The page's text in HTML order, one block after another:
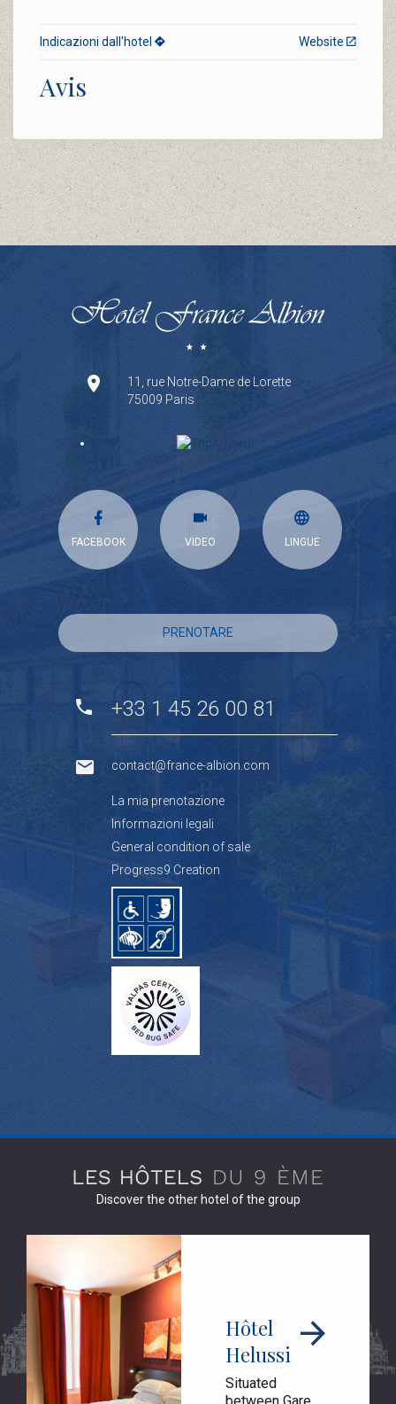
Website
Indicazioni dall'hotel
Avis
11, rue Notre-Dame de Lorette
75009 Paris
FACEBOOK VIDEO LINGUE
PRENOTARE
+33 1 45 26 00 81
contact@france-albion.com
La mia prenotazione
Informazioni legali
General condition of sale
Progress9 Creation
Discover the other hotel of the group
Hôtel
Helussi
Situated